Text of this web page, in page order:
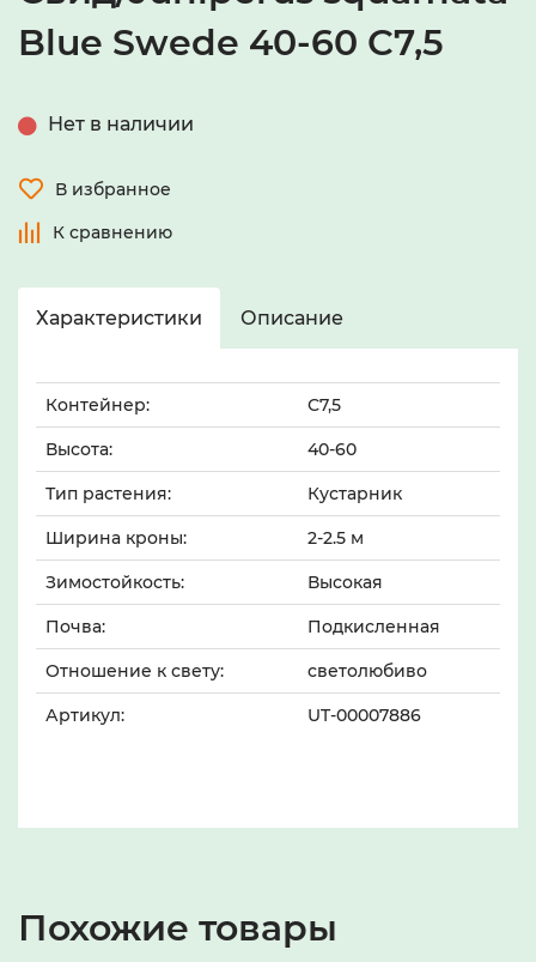
Blue Swede 40-60 С7,5
Нет в наличии
В избранное
К сравнению
Характеристики Описание
Контейнер: С7,5
Высота: 40-60
Тип растения: Кустарник
Ширина кроны: 2-2.5 м
Зимостойкость: Высокая
Почва: Подкисленная
Отношение к свету: светолюбиво
Артикул: UT-00007886
Похожие товары